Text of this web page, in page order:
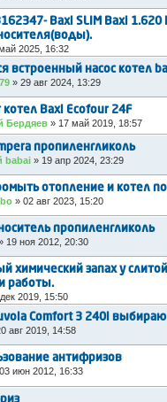
Baxi SLIM Baxi
2025, 16:32
встроенный насос котел
» 29 авг 2024, 13:29
Baxi Ecofour 24F
Бердяев » 17 май 2019, 18:57
пропиленгликоль
babai » 19 апр 2024, 23:29
отопление и котел
» 02 авг 2023, 15:20
пропиленгликоль
19 ноя 2012, 20:30
химический запах у
работы.
2019, 15:50
Comfort 3 240i
авг 2019, 14:58
антифризов
03 июн 2012, 16:33